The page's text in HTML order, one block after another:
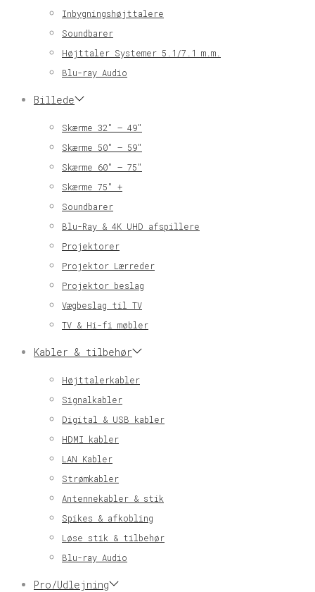
Inbygningshøjttalere
Soundbarer
Højttaler Systemer 5.1/7.1 m.m.
Blu-ray Audio
Billede
Skærme 32″ – 49″
Skærme 50″ – 59″
Skærme 60″ – 75″
Skærme 75″ +
Soundbarer
Blu-Ray & 4K UHD afspillere
Projektorer
Projektor Lærreder
Projektor beslag
Vægbeslag til TV
TV & Hi-fi møbler
Kabler & tilbehør
Højttalerkabler
Signalkabler
Digital & USB kabler
HDMI kabler
LAN Kabler
Strømkabler
Antennekabler & stik
Spikes & afkobling
Løse stik & tilbehør
Blu-ray Audio
Pro/Udlejning